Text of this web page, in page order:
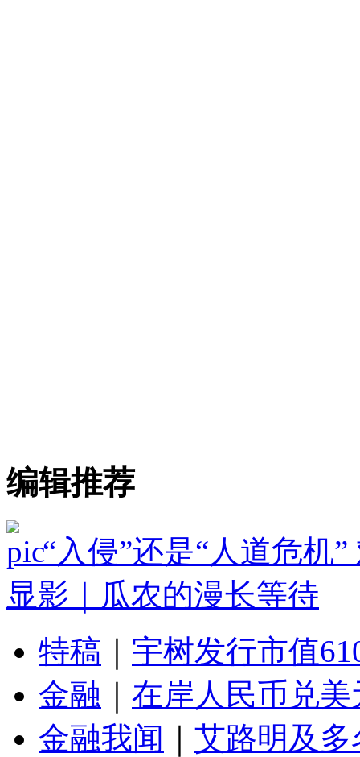
编辑推荐
“入侵”还是“人道危机
显影｜瓜农的漫长等待
特稿
宇树发行市值
金融
在岸人民币兑
金融我闻
艾路明及